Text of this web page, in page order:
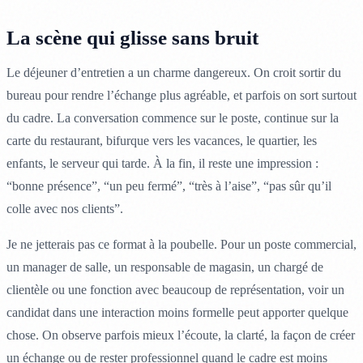
La scène qui glisse sans bruit
Le déjeuner d’entretien a un charme dangereux. On croit sortir du
bureau pour rendre l’échange plus agréable, et parfois on sort surtout
du cadre. La conversation commence sur le poste, continue sur la
carte du restaurant, bifurque vers les vacances, le quartier, les
enfants, le serveur qui tarde. À la fin, il reste une impression :
“bonne présence”, “un peu fermé”, “très à l’aise”, “pas sûr qu’il
colle avec nos clients”.
Je ne jetterais pas ce format à la poubelle. Pour un poste commercial,
un manager de salle, un responsable de magasin, un chargé de
clientèle ou une fonction avec beaucoup de représentation, voir un
candidat dans une interaction moins formelle peut apporter quelque
chose. On observe parfois mieux l’écoute, la clarté, la façon de créer
un échange ou de rester professionnel quand le cadre est moins